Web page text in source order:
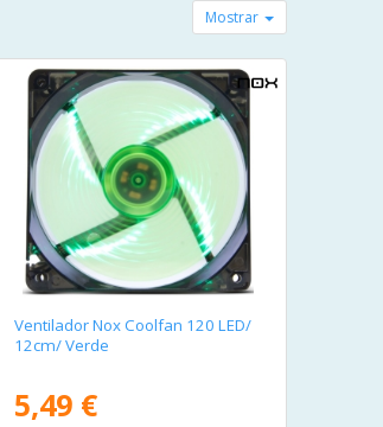
Mostrar
Ventilador Nox Coolfan 120 LED/
12cm/ Verde
5,49 €